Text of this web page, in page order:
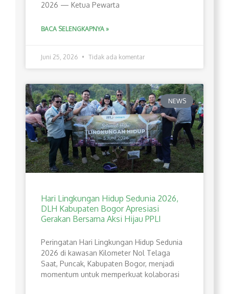
2026 — Ketua Pewarta
BACA SELENGKAPNYA »
Juni 25, 2026 Tidak ada komentar
NEWS
Hari Lingkungan Hidup Sedunia 2026,
DLH Kabupaten Bogor Apresiasi
Gerakan Bersama Aksi Hijau PPLI
Peringatan Hari Lingkungan Hidup Sedunia
2026 di kawasan Kilometer Nol Telaga
Saat, Puncak, Kabupaten Bogor, menjadi
momentum untuk memperkuat kolaborasi